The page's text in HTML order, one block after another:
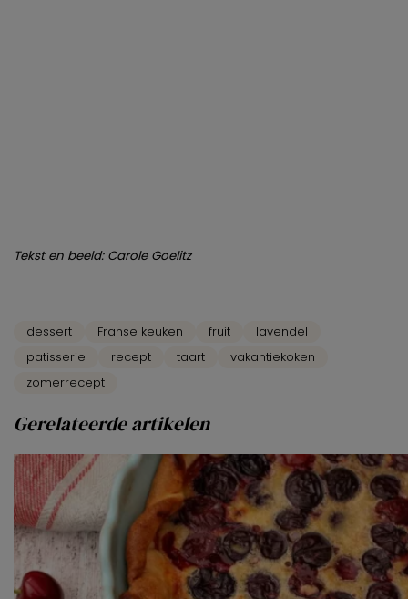
Tekst en beeld: Carole Goelitz
dessert Franse keuken fruit
lavendel
patisserie
recept taart
vakantiekoken
zomerrecept
Gerelateerde artikelen